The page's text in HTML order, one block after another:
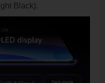
Black).